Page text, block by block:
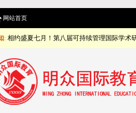
网站首页
: 相约盛夏七月！第八届可持续管理国际学术